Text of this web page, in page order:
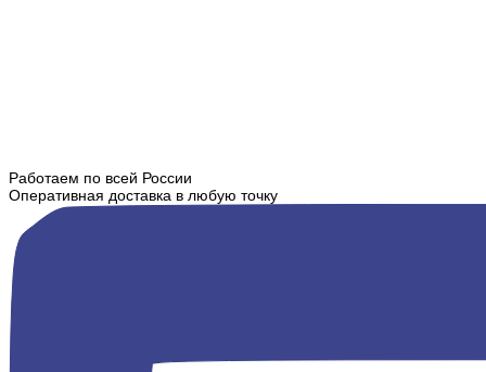
Работаем по всей России
Оперативная доставка в любую точку